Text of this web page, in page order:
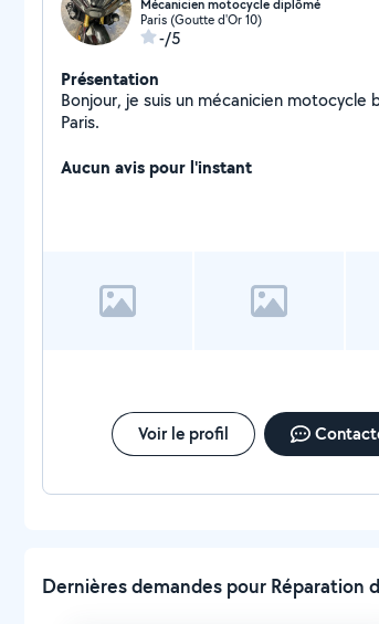
Mécanicien motocycle diplômé
Paris (Goutte d'Or 10)
-/5
Présentation
Bonjour, je suis un mécanicien motocycle
Paris.
Aucun avis pour l'instant
Voir le profil
Dernières demandes pour Réparation